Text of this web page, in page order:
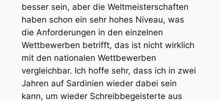
besser sein, aber die Weltmeisterschaften
haben schon ein sehr hohes Niveau, was
die Anforderungen in den einzelnen
Wettbewerben betrifft, das ist nicht wirklich
mit den nationalen Wettbewerben
vergleichbar. Ich hoffe sehr, dass ich in zwei
Jahren auf Sardinien wieder dabei sein
kann, um wieder Schreibbegeisterte aus